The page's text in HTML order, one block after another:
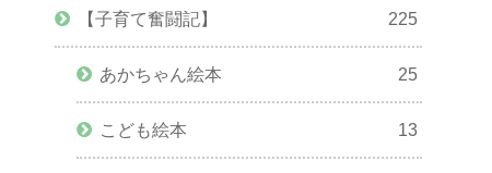
【子育て奮闘記】 225
あかちゃん絵本 25
こども絵本 13